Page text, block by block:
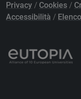
Privacy / Cookies /
Accessibilità /